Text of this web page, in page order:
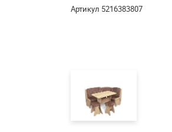
Артикул 5216383807